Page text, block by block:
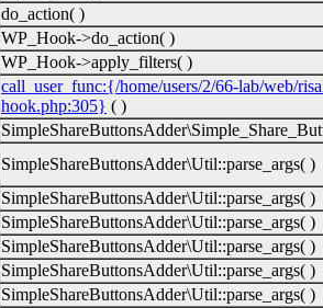
do_action( )
WP_Hook->do_action( )
WP_Hook->apply_filters( )
call_user_func:{/home/users/2/66-lab/web/
hook.php:305} ( )
SimpleShareButtonsAdder\Util::parse_args( )
SimpleShareButtonsAdder\Util::parse_args( )
SimpleShareButtonsAdder\Util::parse_args( )
SimpleShareButtonsAdder\Util::parse_args( )
SimpleShareButtonsAdder\Util::parse_args( )
SimpleShareButtonsAdder\Util::parse_args( )